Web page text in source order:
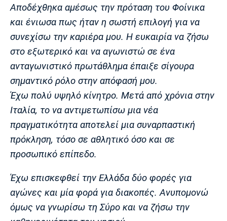
Αποδέχθηκα αμέσως την πρόταση του Φοίνικα
και ένιωσα πως ήταν η σωστή επιλογή για να
συνεχίσω την καριέρα μου. Η ευκαιρία να ζήσω
στο εξωτερικό και να αγωνιστώ σε ένα
ανταγωνιστικό πρωτάθλημα έπαιξε σίγουρα
σημαντικό ρόλο στην απόφασή μου.
Έχω πολύ υψηλό κίνητρο. Μετά από χρόνια στην
Ιταλία, το να αντιμετωπίσω μια νέα
πραγματικότητα αποτελεί μια συναρπαστική
πρόκληση, τόσο σε αθλητικό όσο και σε
προσωπικό επίπεδο.
Έχω επισκεφθεί την Ελλάδα δύο φορές για
αγώνες και μία φορά για διακοπές. Ανυπομονώ
όμως να γνωρίσω τη Σύρο και να ζήσω την